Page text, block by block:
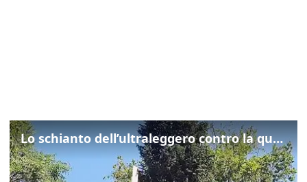
Lo schianto dell’ultraleggero contro la quercia: cosa è successo a Rivarotta